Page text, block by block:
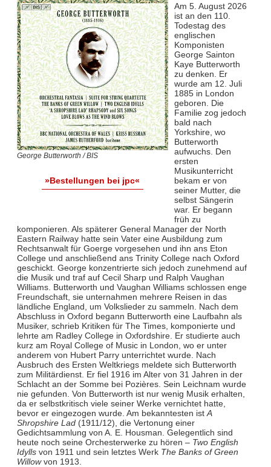
George Butterworth / BIS
»Bestellungen bei jpc«
Am 5. August 2026
ist an den 110.
Todestag des
englischen
Komponisten
George Sainton
Kaye Butterworth
zu denken. Er
wurde am 12. Juli
1885 in London
geboren. Die
Familie zog jedoch
bald nach
Yorkshire, wo
Butterworth
aufwuchs. Den
ersten
Musikunterricht
bekam er von
seiner Mutter, die
selbst Sängerin
war. Er begann
früh zu
komponieren. Als späterer General Manager der North
Eastern Railway hatte sein Vater eine Ausbildung zum
Rechtsanwalt für Goerge vorgesehen und ihn ans Eton
College und anschließend ans Trinity College nach Oxford
geschickt. George konzentrierte sich jedoch zunehmend auf
die Musik und traf auf Cecil Sharp und Ralph Vaughan
Williams. Butterworth und Vaughan Williams schlossen enge
Freundschaft, sie unternahmen mehrere Reisen in das
ländliche England, um Volkslieder zu sammeln. Nach dem
Abschluss in Oxford begann Butterworth eine Laufbahn als
Musiker, schrieb Kritiken für The Times, komponierte und
lehrte am Radley College in Oxfordshire. Er studierte auch
kurz am Royal College of Music in London, wo er unter
anderem von Hubert Parry unterrichtet wurde. Nach
Ausbruch des Ersten Weltkriegs meldete sich Butterworth
zum Militärdienst. Er fiel 1916 im Alter von 31 Jahren in der
Schlacht an der Somme bei Pozières. Sein Leichnam wurde
nie gefunden. Von Butterworth ist nur wenig Musik erhalten,
da er selbstkritisch viele seiner Werke vernichtet hatte,
bevor er eingezogen wurde. Am bekanntesten ist A
Shropshire Lad(1911/12), die Vertonung einer
Gedichtsammlung von A. E. Housman. Gelegentlich sind
heute noch seine Orchesterwerke zu hören – Two English
Idyllsvon 1911 und sein letztes Werk The Banks of Green
Willowvon 1913.